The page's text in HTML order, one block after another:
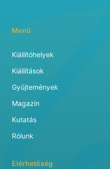
Menü
Kiállítóhelyek
Kiállítások
Gyűjtemények
Magazin
Kutatás
Rólunk
Elérhetőség